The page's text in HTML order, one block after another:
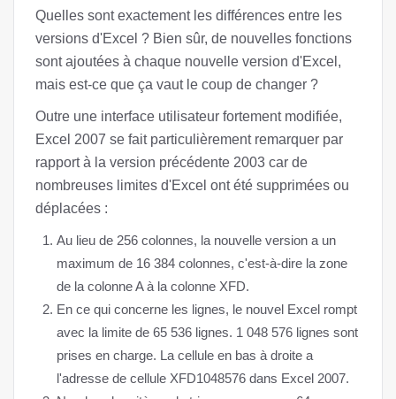
Quelles sont exactement les différences entre les
versions d'Excel ? Bien sûr, de nouvelles fonctions
sont ajoutées à chaque nouvelle version d'Excel,
mais est-ce que ça vaut le coup de changer ?
Outre une interface utilisateur fortement modifiée,
Excel 2007 se fait particulièrement remarquer par
rapport à la version précédente 2003 car de
nombreuses limites d'Excel ont été supprimées ou
déplacées :
Au lieu de 256 colonnes, la nouvelle version a un
maximum de 16 384 colonnes, c'est-à-dire la zone
de la colonne A à la colonne XFD.
En ce qui concerne les lignes, le nouvel Excel rompt
avec la limite de 65 536 lignes. 1 048 576 lignes sont
prises en charge. La cellule en bas à droite a
l'adresse de cellule XFD1048576 dans Excel 2007.